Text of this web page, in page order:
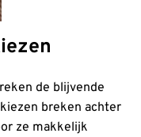
de blijvende
breken achter
ze makkelijk